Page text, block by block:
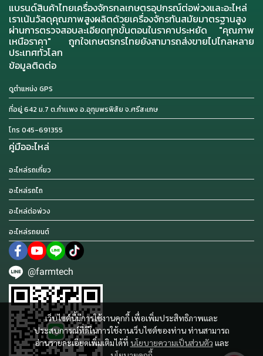
เว็บไซต์นี้มีการใช้งานคุกกี้ เพื่อเพิ่มประสิทธิภาพและ
ประสบการณ์ที่ดีในการใช้งานเว็บไซต์ของท่าน ท่านสามารถ
อ่านรายละเอียดเพิ่มเติมได้ที่ นโยบายความเป็นส่วนตัว และ
แบรนด์สินค้าไทยเครื่องจักรกลเกษตรอุปกรณ์ต่อพ่วงและอะไหล่
เราเน้นวัสดุคุณภาพสูงผลิตด้วยเครื่องจักรทันสมัยมาตรฐานสูง
ผ่านการตรวจสอบละเอียดทุกขั้นตอนในราคาประหยัด "คุณภาพ
เหนือราคา" ถูกใจเกษตรกรไทยยังสามารถส่งขายไปไกลหลาย
ประเทศทั่วโลก
ข้อมูลติดต่อ
ดูตำแหน่ง GPS
ที่อยู่ 642 ม.7 ต.กำเเพง อ.อุทุมพรพิสัย จ.ศรีสะเกษ
โทร 045-691355
คู่มืออะไหล่
อะไหล่รถเกี่ยว
อะไหล่รถไถ
อะไหล่ต่อพ่วง
อะไหล่รถยนต์
@farmtech